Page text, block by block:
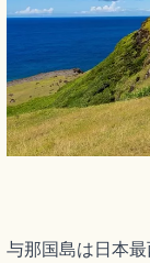
与那国島は日本